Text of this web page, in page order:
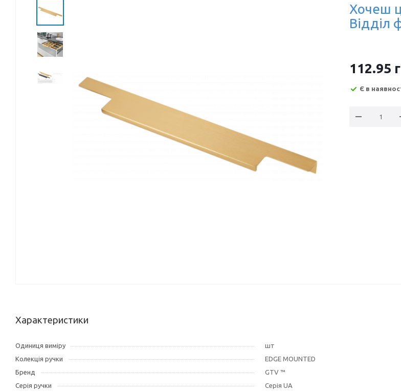
Хочеш
Відділ
112.95
Є в
Характеристики
Одиниця виміру
шт
Колекція ручки
EDGE MOUNTED
Бренд
GTV ™
Серія ручки
Серія UA